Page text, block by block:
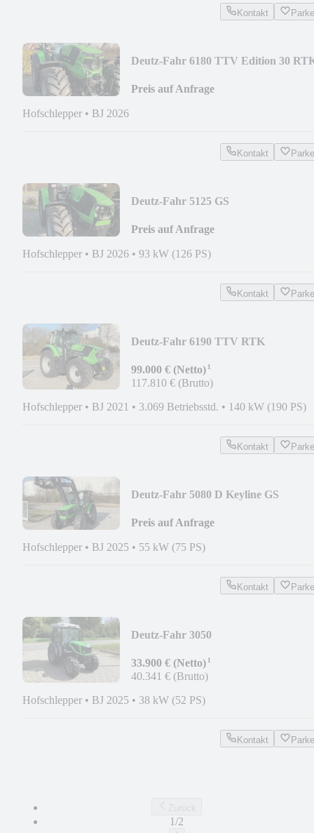
Kontakt
Deutz-Fahr 6180 TTV Edition 30
Preis auf Anfrage
Hofschlepper • BJ 2026
Kontakt
Deutz-Fahr 5125 GS
Preis auf Anfrage
Hofschlepper • BJ 2026 • 93 kW (126 PS)
Kontakt
Deutz-Fahr 6190 TTV RTK
99.000 € (Netto)¹
117.810 € (Brutto)
Hofschlepper • BJ 2021 • 3.069 Betriebsstd. • 140 kW (190 PS)
Kontakt
Deutz-Fahr 5080 D Keyline GS
Preis auf Anfrage
Hofschlepper • BJ 2025 • 55 kW (75 PS)
Kontakt
Deutz-Fahr 3050
33.900 € (Netto)¹
40.341 € (Brutto)
Hofschlepper • BJ 2025 • 38 kW (52 PS)
Kontakt
1/2